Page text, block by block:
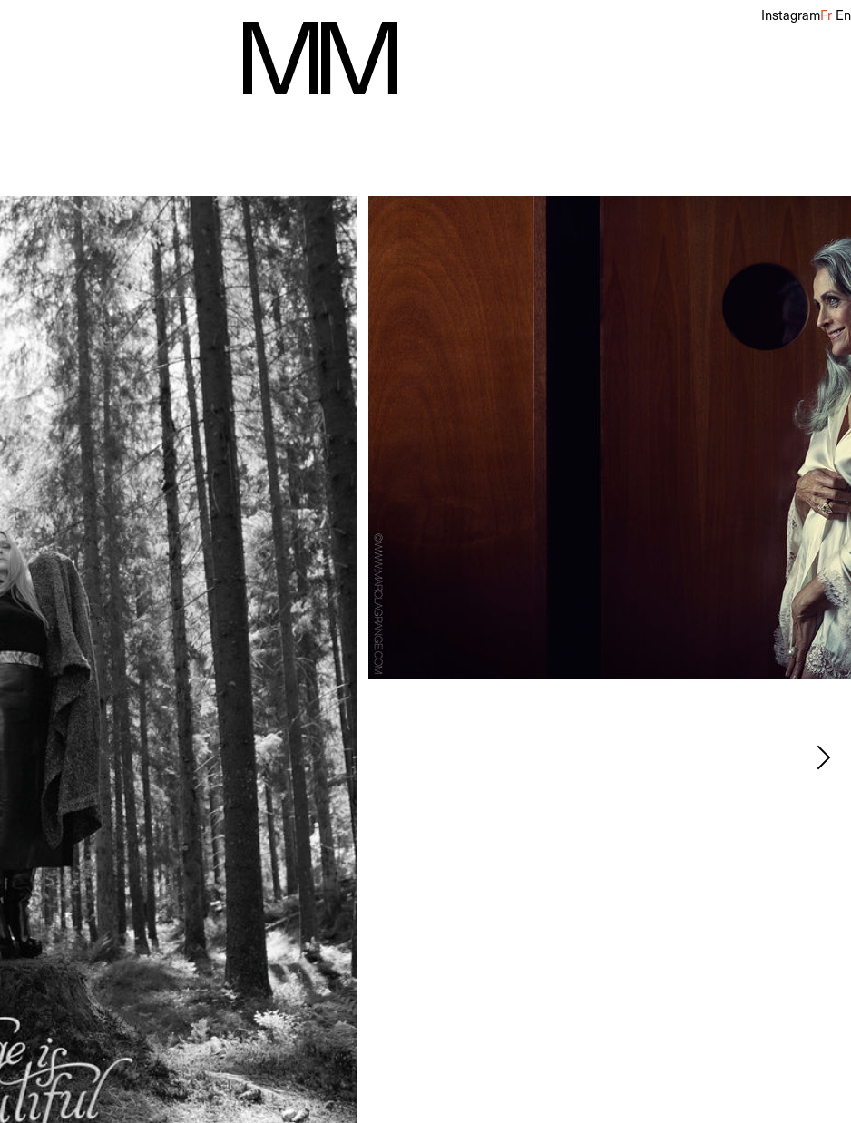
InstagramFr En
Isabelle Appay
Hauteur168 cm Poitrine97 cm Taille83 cm Hanches104 cm Cheveux
Bleus, Verts
Télécharger le pdf